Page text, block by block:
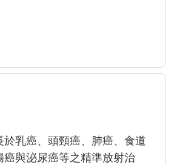
於乳癌、頭頸癌、肺癌、食道
癌與泌尿癌等之精準放射治